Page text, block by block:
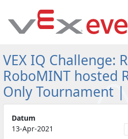
VEX IQ Challenge:
RoboMINT hosted
Only Tournament |
Datum
13-Apr-2021